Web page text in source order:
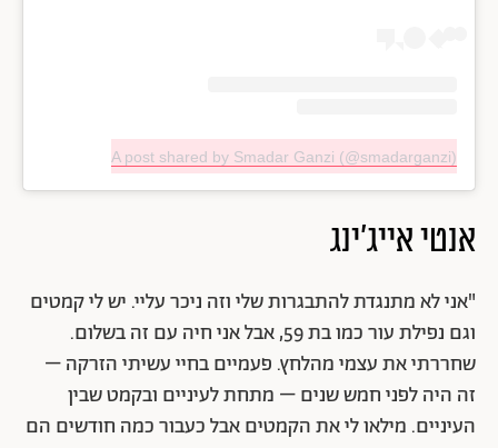
A post shared by Smadar Ganzi (@smadarganzi)
אנטי אייג'ינג
"אני לא מתנגדת להתבגרות שלי וזה ניכר עליי. יש לי קמטים
וגם נפילת עור כמו בת 59, אבל אני חיה עם זה בשלום.
שחררתי את עצמי מהלחץ. פעמיים בחיי עשיתי הזרקה –
זה היה לפני חמש שנים – מתחת לעיניים ובקמט שבין
העיניים. מילאו לי את הקמטים אבל כעבור כמה חודשים הם